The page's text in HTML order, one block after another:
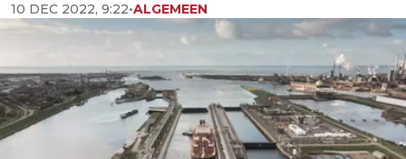
10 DEC 2022, 9:22•ALGEMEEN